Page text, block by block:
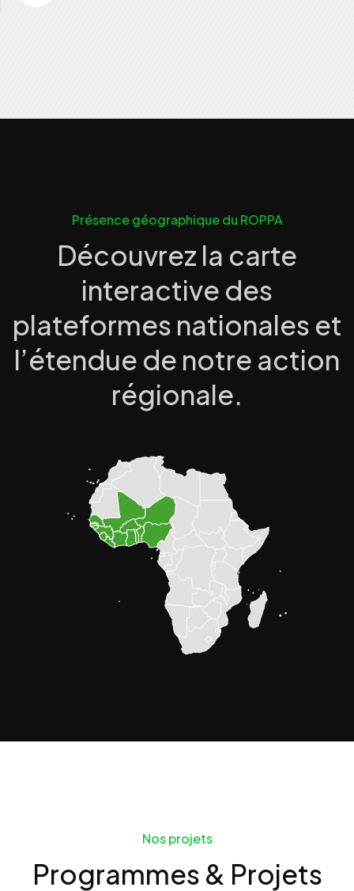
Présence géographique du ROPPA
Découvrez la carte
interactive des
plateformes nationales et
l’étendue de notre action
régionale.
Nos projets
Programmes & Projets